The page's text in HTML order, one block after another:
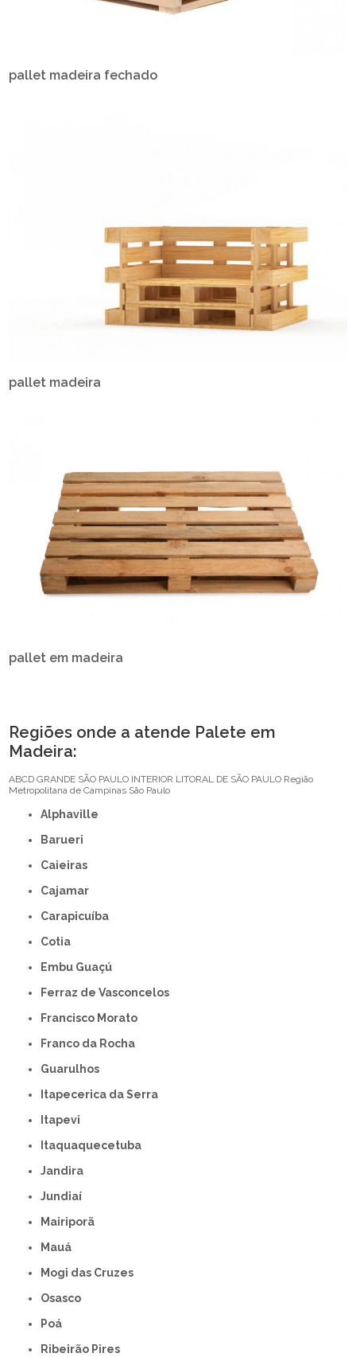
pallet madeira fechado
pallet madeira
pallet em madeira
Regiões onde a atende Palete em
Madeira:
ABCD GRANDE SÃO PAULO INTERIOR LITORAL DE SÃO PAULO Região
Metropolitana de Campinas São Paulo
Alphaville
Barueri
Caieiras
Cajamar
Carapicuíba
Cotia
Embu Guaçú
Ferraz de Vasconcelos
Francisco Morato
Franco da Rocha
Guarulhos
Itapecerica da Serra
Itapevi
Itaquaquecetuba
Jandira
Jundiaí
Mairiporã
Mauá
Mogi das Cruzes
Osasco
Poá
Ribeirão Pires